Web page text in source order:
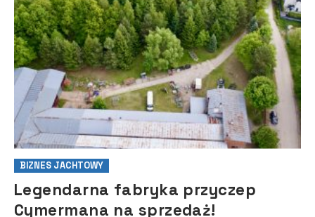
BIZNES JACHTOWY
Legendarna fabryka przyczep
Cymermana na sprzedaż!